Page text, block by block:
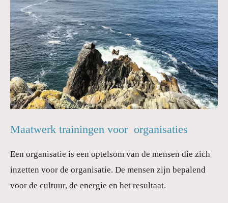
Maatwerk trainingen voor organisaties
Een organisatie is een optelsom van de mensen die zich
inzetten voor de organisatie. De mensen zijn bepalend
voor de cultuur, de energie en het resultaat.